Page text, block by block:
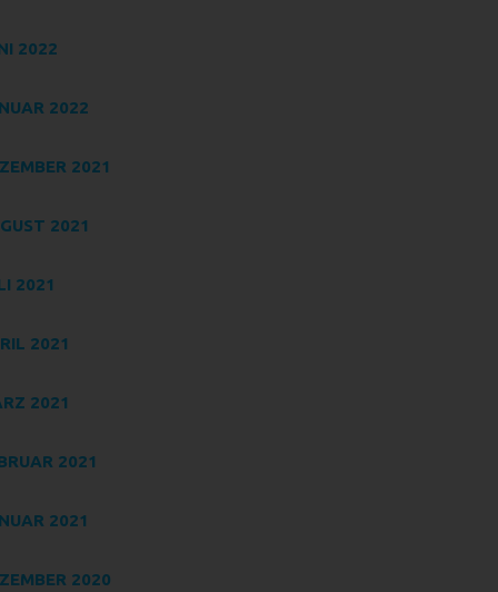
2022
2022
2021
2021
2021
2021
2021
2021
2021
2020